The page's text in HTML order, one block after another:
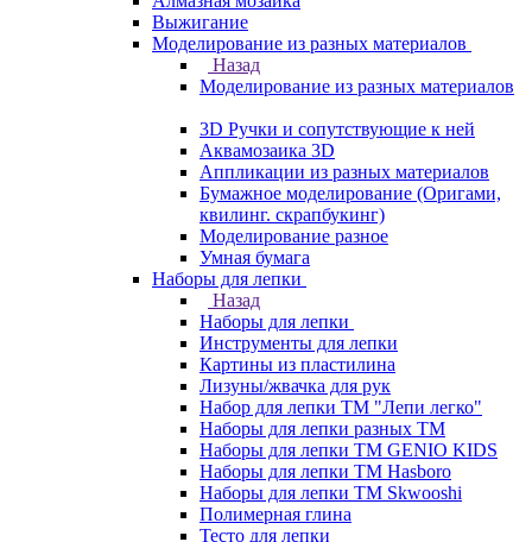
Выжигание
Моделирование из разных материалов
Назад
Моделирование из разных материалов
3D Ручки и сопутствующие к ней
Аквамозаика 3D
Аппликации из разных материалов
Бумажное моделирование (Оригами,
квилинг. скрапбукинг)
Моделирование разное
Умная бумага
Наборы для лепки
Назад
Наборы для лепки
Инструменты для лепки
Картины из пластилина
Лизуны/жвачка для рук
Набор для лепки ТМ "Лепи легко"
Наборы для лепки разных ТМ
Наборы для лепки ТМ GENIO KIDS
Наборы для лепки ТМ Hasboro
Наборы для лепки ТМ Skwooshi
Полимерная глина
Тесто для лепки